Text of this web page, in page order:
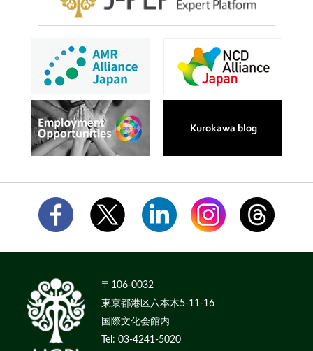
〒106-0032
東京都港区六本木5-11-16
国際文化会館内
Tel: 03-4241-5020